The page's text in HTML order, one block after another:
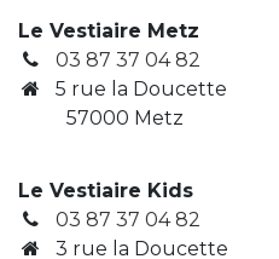
Le Vestiaire Metz
03 87 37 04 82
5 rue la Doucette
57000 Metz
Le Vestiaire Kids
03 87 37 04 82
3 rue la Doucette